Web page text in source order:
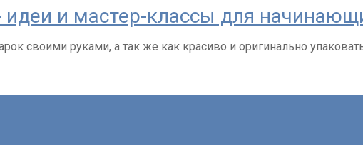
и мастер-классы для
своими руками, а так же как красиво и оригинально